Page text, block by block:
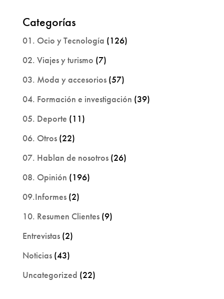
Categorías
01. Ocio y Tecnología (126)
02. Viajes y turismo (7)
03. Moda y accesorios(57)
04. Formación e investigación (39)
05. Deporte (11)
06. Otros(22)
07. Hablan de nosotros(26)
08. Opinión (196)
09.Informes(2)
10. Resumen Clientes(9)
Entrevistas(2)
Noticias(43)
Uncategorized (22)